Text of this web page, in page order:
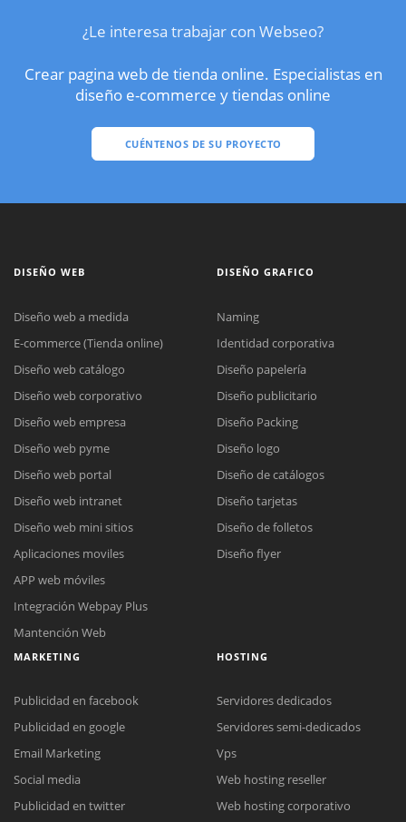
¿Le interesa trabajar con Webseo?
Crear pagina web de tienda online. Especialistas en
diseño e-commerce y tiendas online
CUÉNTENOS DE SU PROYECTO
DISEÑO WEB
Diseño web a medida
E-commerce (Tienda online)
Diseño web catálogo
Diseño web corporativo
Diseño web empresa
Diseño web pyme
Diseño web portal
Diseño web intranet
Diseño web mini sitios
Aplicaciones moviles
APP web móviles
Integración Webpay Plus
Mantención Web
DISEÑO GRAFICO
Naming
Identidad corporativa
Diseño papelería
Diseño publicitario
Diseño Packing
Diseño logo
Diseño de catálogos
Diseño tarjetas
Diseño de folletos
Diseño flyer
MARKETING
Publicidad en facebook
Publicidad en google
Email Marketing
Social media
Publicidad en twitter
HOSTING
Servidores dedicados
Servidores semi-dedicados
Vps
Web hosting reseller
Web hosting corporativo